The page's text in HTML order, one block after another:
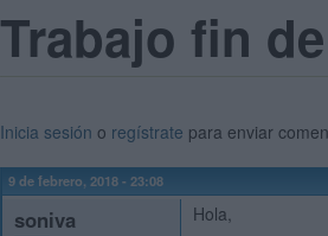
Trabajo fin
Inicia sesión o regístrate para enviar
9 de febrero, 2018 - 23:08
soniva
Hola,